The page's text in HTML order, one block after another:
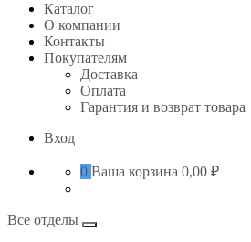
Каталог
О компании
Контакты
Покупателям
Доставка
Оплата
Гарантия и возврат товара
Вход
0 Ваша корзина 0,00 ₽
Все отделы